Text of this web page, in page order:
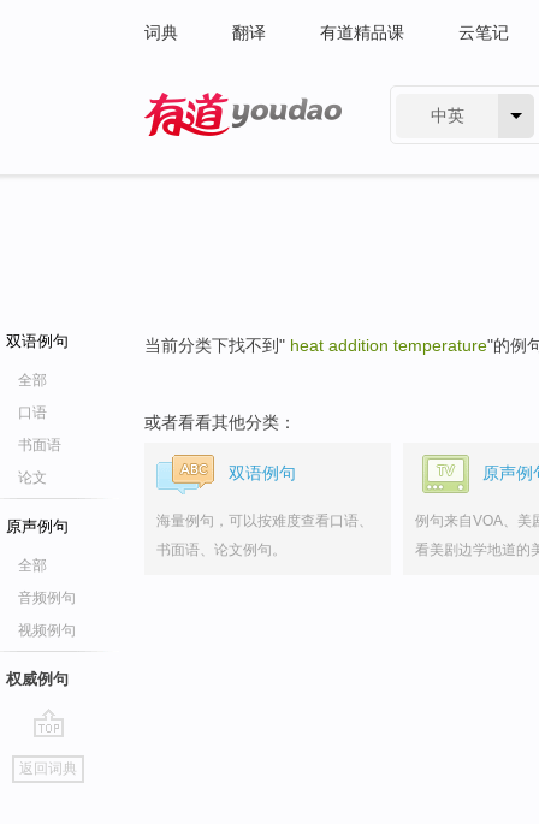
词典 翻译 有道精品课 云笔记
中英
双语例句
全部
口语
书面语
论文
原声例句
全部
音频例句
视频例句
权威例句
go
top
返回词典
当前分类下找不到" heat addition temperature"的例
或者看看其他分类：
双语例句
海量例句，可以按难度查看口语、
书面语、论文例句。
原声例
例句来自VOA、美
看美剧边学地道的